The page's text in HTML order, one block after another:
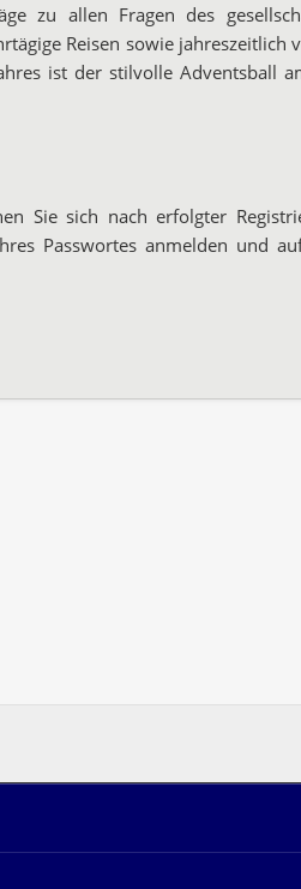
zu allen Fragen des
Reisen sowie jahreszeitlich
ist der stilvolle Adventsball
Sie sich nach erfolgter
Passwortes anmelden und